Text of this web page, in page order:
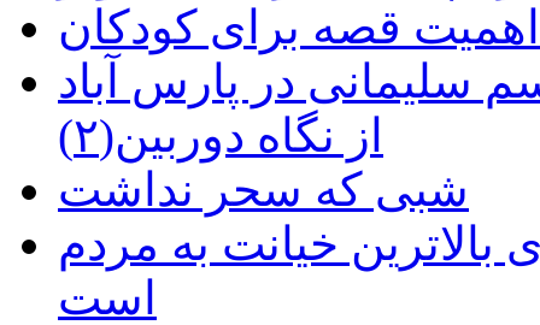
سلیمانی در پارس آباد
از نگاه دوربین(۲)
شبی که سحر نداشت
خیانت به مردم
است